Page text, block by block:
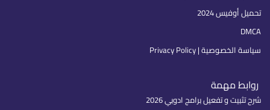
تحميل أوفيس 2024
DMCA
سياسة الخصوصية | Privacy Policy
روابط مهمة
شرح تثبيت و تفعيل برامج ادوبي 2026